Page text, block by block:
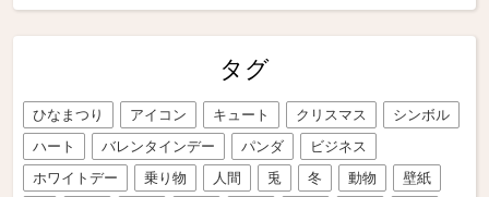
タグ
ひなまつり アイコン キュート クリスマス
シンボル
ハート
バレンタインデー パンダ
ビジネス
ホワイトデー
乗り物 人間 兎 冬 動物
壁紙